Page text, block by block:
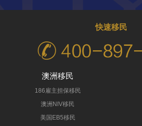
快速移民
澳洲移民
186雇主担保移民
澳洲NIV移民
美国EB5移民